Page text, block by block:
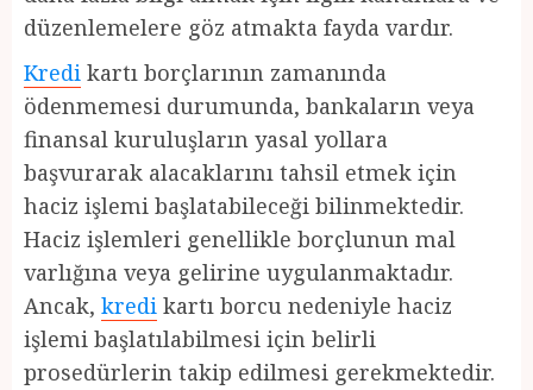
düzenlemelere göz atmakta fayda vardır.
Kredi kartı borçlarının zamanında
ödenmemesi durumunda, bankaların veya
finansal kuruluşların yasal yollara
başvurarak alacaklarını tahsil etmek için
haciz işlemi başlatabileceği bilinmektedir.
Haciz işlemleri genellikle borçlunun mal
varlığına veya gelirine uygulanmaktadır.
Ancak, kredi kartı borcu nedeniyle haciz
işlemi başlatılabilmesi için belirli
prosedürlerin takip edilmesi gerekmektedir.